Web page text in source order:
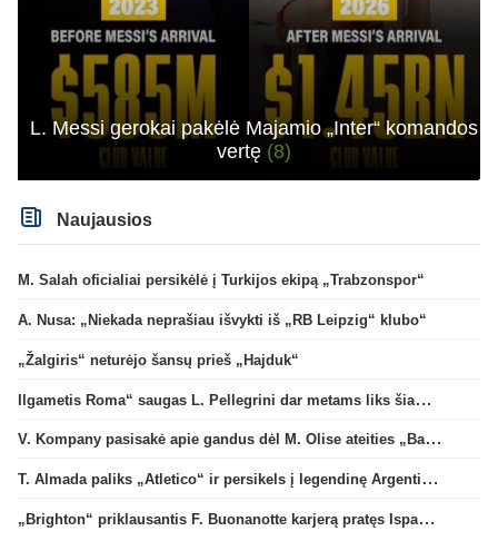
L. Messi gerokai pakėlė Majamio „Inter“ komandos
vertę (8)
Naujausios
M. Salah oficialiai persikėlė į Turkijos ekipą „Trabzonspor“
A. Nusa: „Niekada neprašiau išvykti iš „RB Leipzig“ klubo“
„Žalgiris“ neturėjo šansų prieš „Hajduk“
Ilgametis Roma“ saugas L. Pellegrini dar metams liks šiame klube
V. Kompany pasisakė apie gandus dėl M. Olise ateities „Bayern“ gretose
T. Almada paliks „Atletico“ ir persikels į legendinę Argentinos ekipą
„Brighton“ priklausantis F. Buonanotte karjerą pratęs Ispanijoje